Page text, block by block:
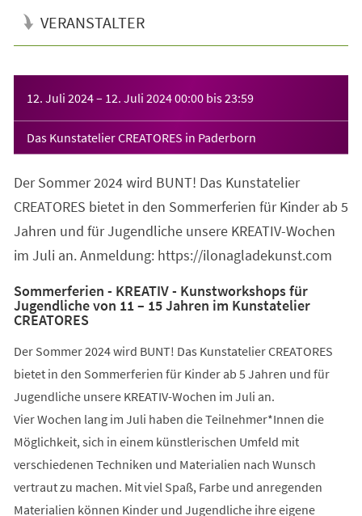
VERANSTALTER
12. Juli 2024– 12. Juli 202400:00 bis23:59
Das Kunstatelier CREATORES in Paderborn
Der Sommer 2024 wird BUNT! Das Kunstatelier
CREATORES bietet in den Sommerferien für Kinder ab 5
Jahren und für Jugendliche unsere KREATIV-Wochen
im Juli an. Anmeldung: https://ilonagladekunst.com
Sommerferien - KREATIV - Kunstworkshops für
Jugendliche von 11 – 15 Jahren im Kunstatelier
CREATORES
Der Sommer 2024 wird BUNT! Das Kunstatelier CREATORES
bietet in den Sommerferien für Kinder ab 5 Jahren und für
Jugendliche unsere KREATIV-Wochen im Juli an.
Vier Wochen lang im Juli haben die Teilnehmer*Innen die
Möglichkeit, sich in einem künstlerischen Umfeld mit
verschiedenen Techniken und Materialien nach Wunsch
vertraut zu machen. Mit viel Spaß, Farbe und anregenden
Materialien können Kinder und Jugendliche ihre eigene